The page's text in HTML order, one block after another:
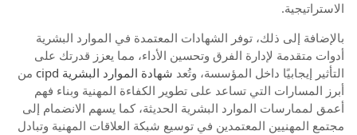
الاستراتيجية.
بالإضافة إلى ذلك، توفر الشهادات المعتمدة في الموارد البشرية
أدوات متقدمة لإدارة الفرق وتحسين الأداء، مما يعزز قدرتك على
التأثير إيجابيًا داخل المؤسسة، وتُعد شهادة الموارد البشرية cipd
من
أبرز المسارات التي تساعد على تطوير الكفاءة المهنية وبناء فهم
أعمق لممارسات الموارد البشرية الحديثة، كما يسهم الانضمام إلى
مجتمع المهنيين المعتمدين في توسيع شبكة العلاقات المهنية وتبادل